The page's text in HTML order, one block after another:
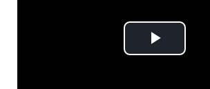
Play